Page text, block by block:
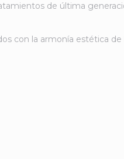
de última
con la armonía estética